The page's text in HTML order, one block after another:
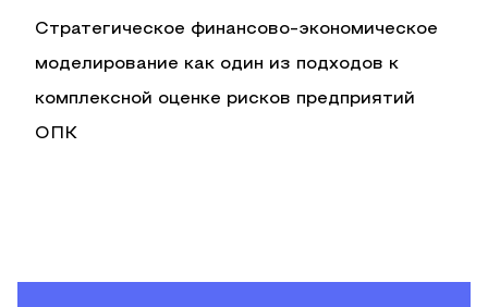
Стратегическое финансово-экономическое
моделирование как один из подходов к
комплексной оценке рисков предприятий
ОПК